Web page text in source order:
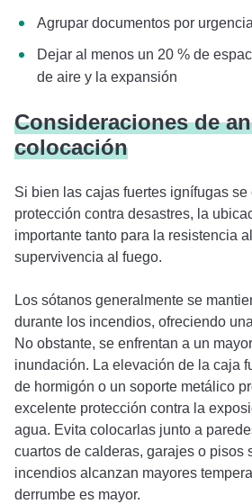
Agrupar documentos por urgencia
Dejar al menos un 20 % de
de aire y la expansión
Consideraciones de
colocación
Si bien las cajas fuertes ignífugas se
protección contra desastres, la
importante tanto para la resistencia
supervivencia al fuego.
Los sótanos generalmente se
durante los incendios, ofreciendo
No obstante, se enfrentan a un
inundación. La elevación de la caja
de hormigón o un soporte metálico
excelente protección contra la
agua. Evita colocarlas junto a
cuartos de calderas, garajes o pisos
incendios alcanzan mayores
derrumbe es mayor.